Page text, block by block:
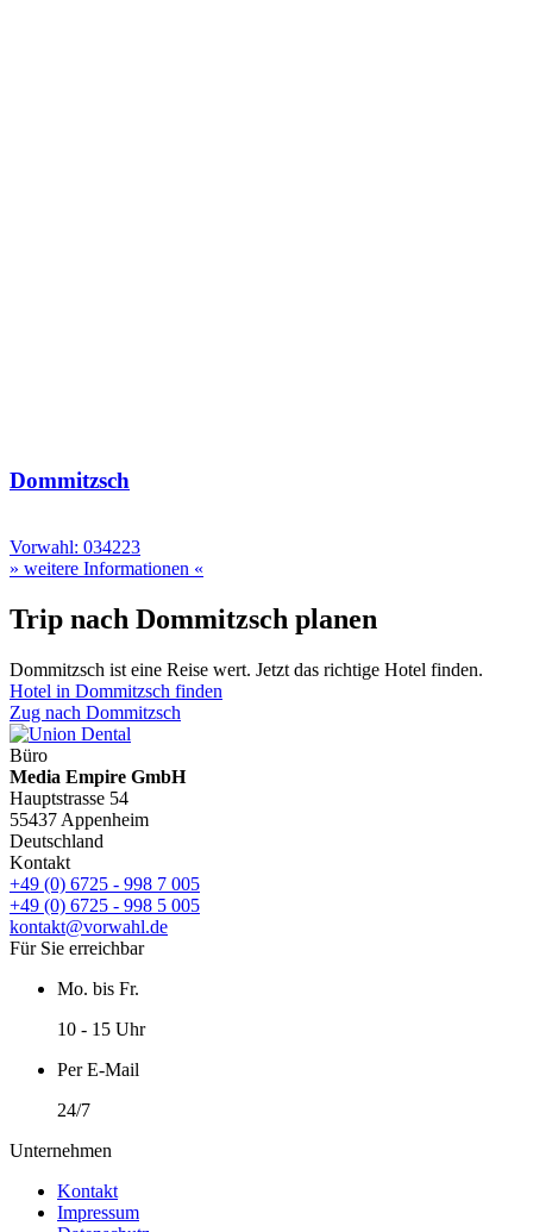
Dommitzsch
Vorwahl: 034223
» weitere Informationen «
Trip nach Dommitzsch planen
Dommitzsch ist eine Reise wert. Jetzt das richtige Hotel finden.
Hotel in Dommitzsch finden
Zug nach Dommitzsch
Büro
Media Empire GmbH
Hauptstrasse 54
55437 Appenheim
Deutschland
Kontakt
+49 (0) 6725 - 998 7 005
+49 (0) 6725 - 998 5 005
kontakt@vorwahl.de
Für Sie erreichbar
Mo. bis Fr.
10 - 15 Uhr
Per E-Mail
24/7
Unternehmen
Kontakt
Impressum